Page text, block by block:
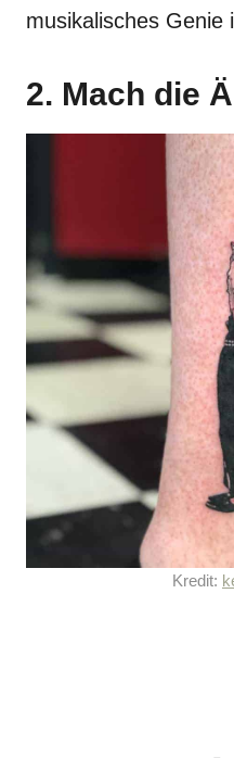
musikalisches Genie
2. Mach die
Kredit: